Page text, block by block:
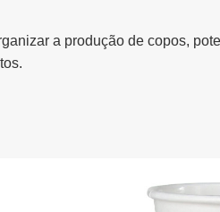
em embalagens
marcas que
projetos.